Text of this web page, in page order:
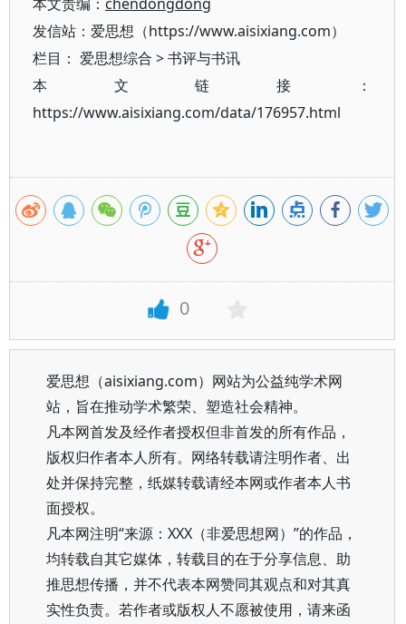
发信站：爱思想（https://www.aisixiang.com）
栏目： 爱思想综合 >书评与书讯
本文链接：
https://www.aisixiang.com/data/176957.html
0
爱思想（aisixiang.com）网站为公益纯学术网
站，旨在推动学术繁荣、塑造社会精神。
凡本网首发及经作者授权但非首发的所有作品，
版权归作者本人所有。网络转载请注明作者、出
处并保持完整，纸媒转载请经本网或作者本人书
面授权。
凡本网注明“来源：XXX（非爱思想网）”的作品，
均转载自其它媒体，转载目的在于分享信息、助
推思想传播，并不代表本网赞同其观点和对其真
实性负责。若作者或版权人不愿被使用，请来函